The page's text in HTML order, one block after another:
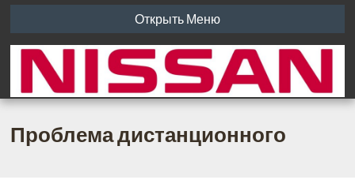
Открыть Меню
Проблема дистанционного